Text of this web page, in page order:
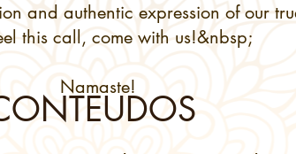
and authentic expression of our
this call, come with us!&nbsp;
Namaste!